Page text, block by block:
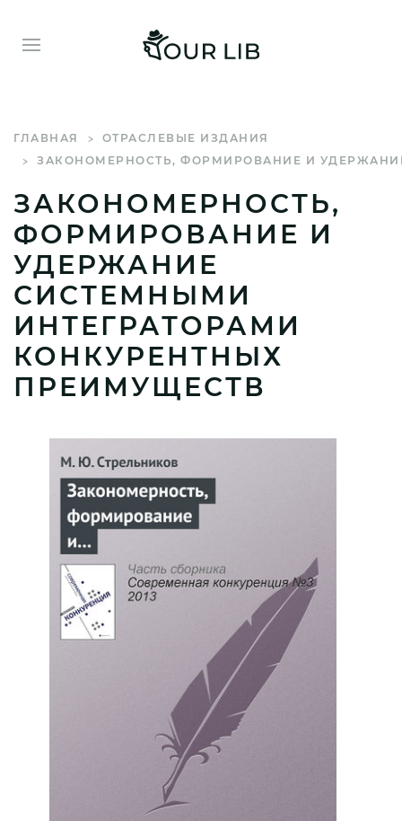
ГЛАВНАЯ
ОТРАСЛЕВЫЕ ИЗДАНИЯ
ЗАКОНОМЕРНОСТЬ, ФОРМИРОВАНИЕ И
ЗАКОНОМЕРНОСТЬ,
ФОРМИРОВАНИЕ И
УДЕРЖАНИЕ
СИСТЕМНЫМИ
ИНТЕГРАТОРАМИ
КОНКУРЕНТНЫХ
ПРЕИМУЩЕСТВ